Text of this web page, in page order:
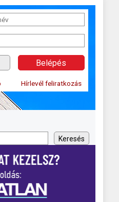
Hírlevél feliratkozás